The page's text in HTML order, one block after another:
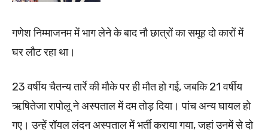
गणेश निम्माजनम में भाग लेने के बाद नौ छात्रों का समूह दो कारों में
घर लौट रहा था।
23 वर्षीय चैतन्य तार्रे की मौके पर ही मौत हो गई, जबकि 21 वर्षीय
ऋषितेजा रापोलू ने अस्पताल में दम तोड़ दिया। पांच अन्य घायल हो
गए। उन्हें रॉयल लंदन अस्पताल में भर्ती कराया गया, जहां उनमें से दो